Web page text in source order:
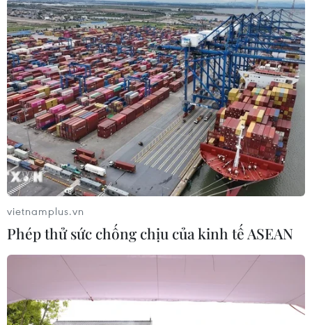
tiến bộ của thanh niên
13/10/2021 04:42
Khắc ghi lời dạy của Bác, trong công cuộc đổi mới,
thanh niên luôn là người đi đầu trong sự nghiệp công
nghiệp hóa, hiện đại hóa đất nước vì mục tiêu dân
giàu, nước mạnh, dân chủ, công bằng, văn minh.
vietnamplus.vn
Phép thử sức chống chịu của kinh tế ASEAN